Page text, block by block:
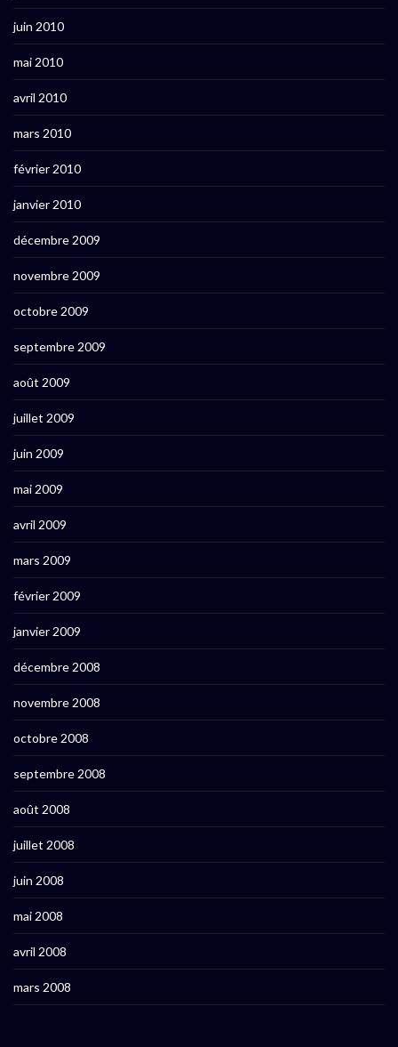
juin 2010
mai 2010
avril 2010
mars 2010
février 2010
janvier 2010
décembre 2009
novembre 2009
octobre 2009
septembre 2009
août 2009
juillet 2009
juin 2009
mai 2009
avril 2009
mars 2009
février 2009
janvier 2009
décembre 2008
novembre 2008
octobre 2008
septembre 2008
août 2008
juillet 2008
juin 2008
mai 2008
avril 2008
mars 2008